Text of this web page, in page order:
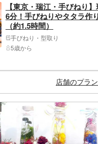
【東京・瑞江・手びねり
6分！手びねりやタタラ作
（約1.5時間）
手びねり・型取り
5歳から
店舗のプラ